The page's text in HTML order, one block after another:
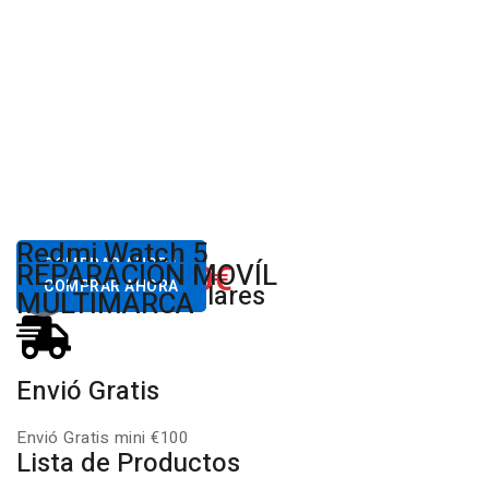
Desde80,00€
COMPRAR AHORA
Redmi Watch 5
Xiaomi
Desde650.00€
COMPRAR AHORA
REPARACIÓN MOVÍL
MULTIMARCA
Productos Populares
Envió Gratis
Envió Gratis mini €100
Lista de Productos